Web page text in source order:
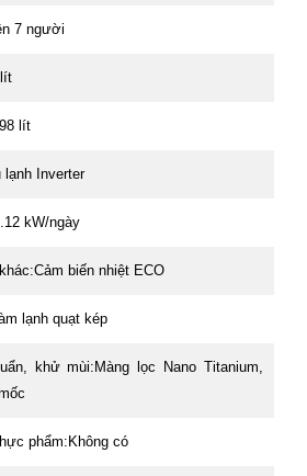
7 người
lít
lạnh Inverter
kW/ngày
biến nhiệt ECO
lạnh quạt kép
khử mùi:Màng lọc Nano Titanium,
phẩm:Không có